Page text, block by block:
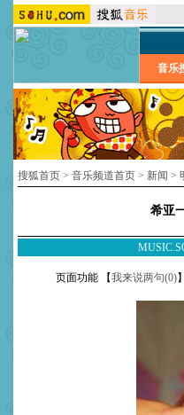
音乐
搜狐首页 > 音乐频道首页 > 新闻 >
希亚
页面功能 【我来说两句(0)